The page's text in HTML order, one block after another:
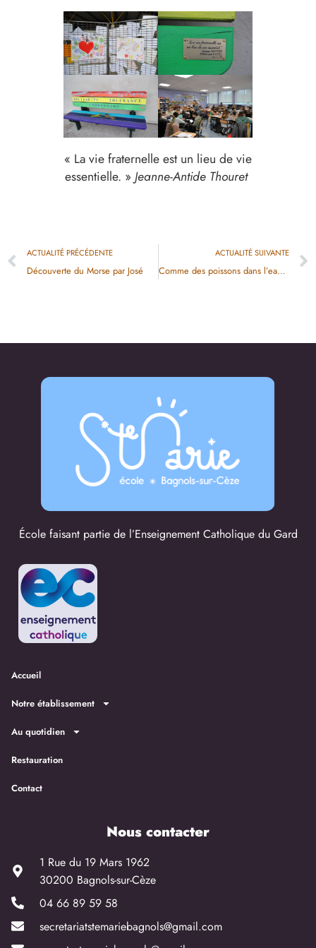
« La vie fraternelle est un lieu de vie
essentielle. » Jeanne-Antide Thouret
ACTUALITÉ PRÉCÉDENTE
Découverte du Morse par José
ACTUALITÉ SUIVANTE
Comme des poissons dans l’eau….
École faisant partie de l’Enseignement Catholique du Gard
Accueil
Notre établissement
Au quotidien
Restauration
Contact
Nous contacter
1 Rue du 19 Mars 1962
30200 Bagnols-sur-Cèze
04 66 89 59 58
secretariatstemariebagnols@gmail.com